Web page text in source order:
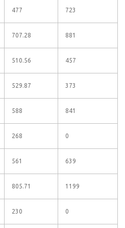
477 723
707.28 881
510.56 457
529.87 373
588 841
268 0
561 639
805.71 1199
230 0